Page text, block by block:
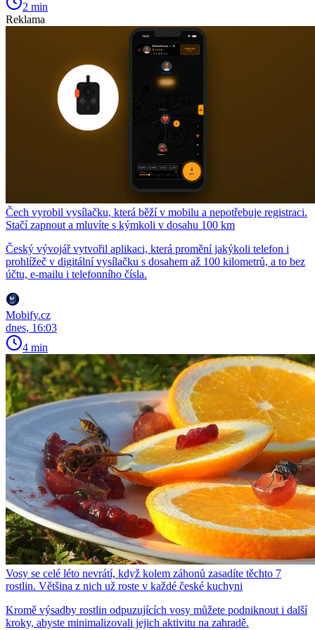
2 min
Reklama
Čech vyrobil vysílačku, která běží v mobilu a nepotřebuje registraci.
Stačí zapnout a mluvíte s kýmkoli v dosahu 100 km
Český vývojář vytvořil aplikaci, která promění jakýkoli telefon i
prohlížeč v digitální vysílačku s dosahem až 100 kilometrů, a to bez
účtu, e-mailu i telefonního čísla.
Mobify.cz
dnes, 16:03
4 min
Vosy se celé léto nevrátí, když kolem záhonů zasadíte těchto 7
rostlin. Většina z nich už roste v každé české kuchyni
Kromě výsadby rostlin odpuzujících vosy můžete podniknout i další
kroky, abyste minimalizovali jejich aktivitu na zahradě.